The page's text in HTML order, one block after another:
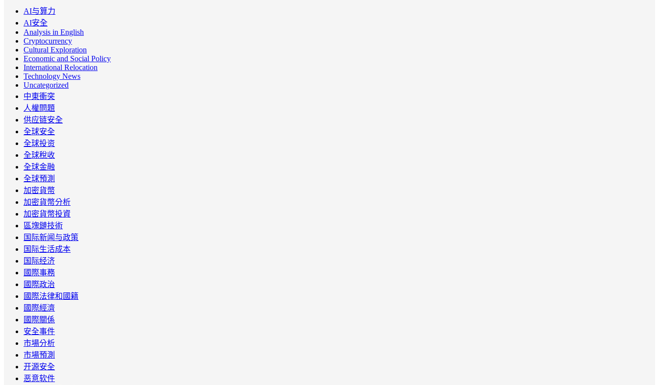
AI与算力
AI安全
Analysis in English
Cryptocurrency
Cultural Exploration
Economic and Social Policy
International Relocation
Technology News
Uncategorized
中東衝突
人權問題
供应链安全
全球安全
全球投资
全球稅收
全球金融
全球預測
加密貨幣
加密貨幣分析
加密貨幣投資
區塊鏈技術
国际新闻与政策
国际生活成本
国际经济
國際事務
國際政治
國際法律和國籍
國際經濟
國際關係
安全事件
市場分析
市場預測
开源安全
恶意软件